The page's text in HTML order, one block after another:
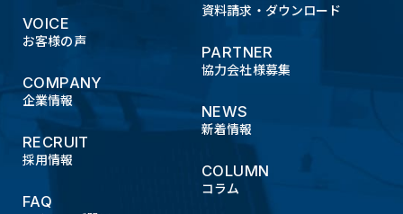
VOICE
お客様の声
COMPANY
企業情報
RECRUIT
採用情報
FAQ
資料請求・ダウンロード
PARTNER
協力会社様募集
NEWS
新着情報
COLUMN
コラム